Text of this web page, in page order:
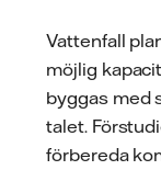
Vattenfall
möjlig
byggas med
talet.
förbereda